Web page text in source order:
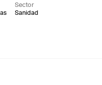
amplia gama de
laboratorio, punto de
para el tratamiento del cáncer
de hospitales y
Sector
Sanidad